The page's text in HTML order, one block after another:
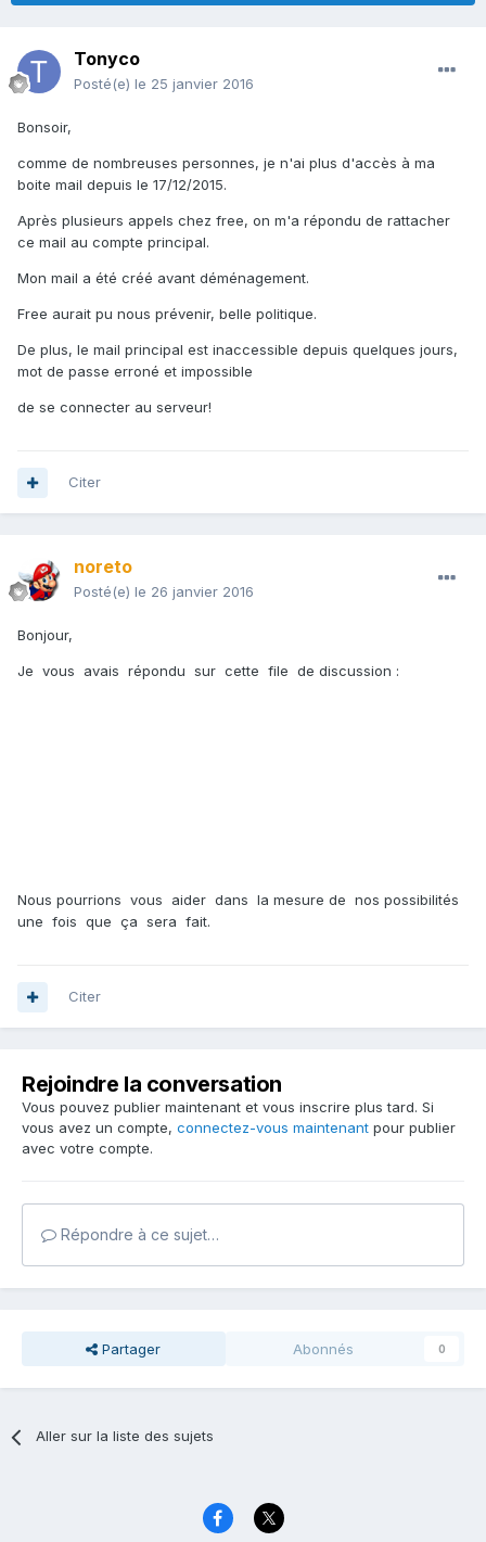
Tonyco
Posté(e) le 25 janvier 2016
Bonsoir,
comme de nombreuses personnes, je n'ai plus d'accès à ma
boite mail depuis le 17/12/2015.
Après plusieurs appels chez free, on m'a répondu de rattacher
ce mail au compte principal.
Mon mail a été créé avant déménagement.
Free aurait pu nous prévenir, belle politique.
De plus, le mail principal est inaccessible depuis quelques jours,
mot de passe erroné et impossible
de se connecter au serveur!
Citer
noreto
Posté(e) le 26 janvier 2016
Bonjour,
Je vous avais répondu sur cette file de discussion :
Nous pourrions vous aider dans la mesure de nos possibilités
une fois que ça sera fait.
Citer
Rejoindre la conversation
Vous pouvez publier maintenant et vous inscrire plus tard. Si
vous avez un compte, connectez-vous maintenant pour publier
avec votre compte.
Répondre à ce sujet…
Partager Abonnés 0
Aller sur la liste des sujets